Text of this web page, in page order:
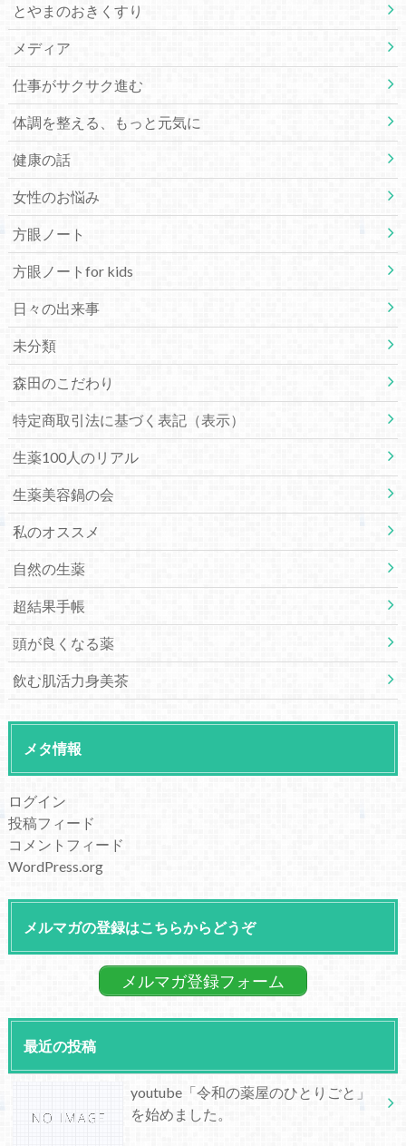
とやまのおきくすり
メディア
仕事がサクサク進む
体調を整える、もっと元気に
健康の話
女性のお悩み
方眼ノート
方眼ノートfor kids
日々の出来事
未分類
森田のこだわり
特定商取引法に基づく表記（表示）
生薬100人のリアル
生薬美容鍋の会
私のオススメ
自然の生薬
超結果手帳
頭が良くなる薬
飲む肌活力身美茶
メタ情報
ログイン
投稿フィード
コメントフィード
WordPress.org
メルマガの登録はこちらからどうぞ
メルマガ登録フォーム
最近の投稿
youtube「令和の薬屋のひとりごと」
を始めました。